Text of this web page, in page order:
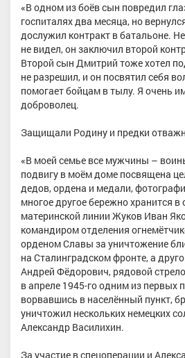
«В одном из боёв сын повредил
госпиталях два месяца, но
дослужил контракт в батальоне.
не видел, он заключил второй
Второй сын Дмитрий тоже хотел
не разрешил, и он посвятил себя
помогает бойцам в тылу. Я очень
доброволец.
Защищали Родину и предки
«В моей семье все мужчины –
подвигу в моём доме посвящена
дедов, ордена и медали,
многое другое бережно хранится
материнской линии Жуков Иван
командиром отделения
орденом Славы за уничтожение
на Сталинградском фронте, а
Андрей Фёдорович, рядовой
в апреле 1945-го одним из первых
ворвавшись в населённый пункт,
уничтожил нескольких немецких
Александр Василихин.
За участие в спецоперации и